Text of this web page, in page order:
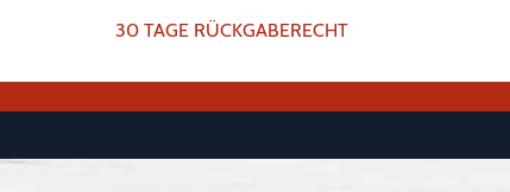
30 TAGE RÜCKGABERECHT